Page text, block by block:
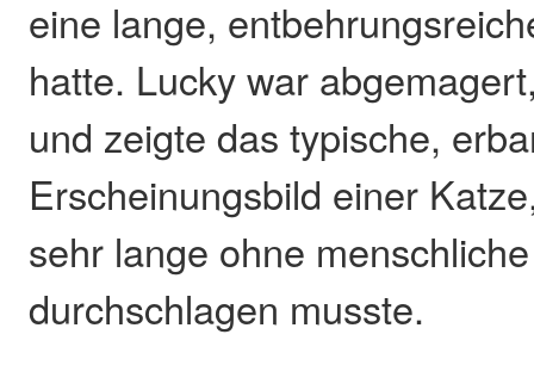
eine lange,
hatte. Lucky war
und zeigte das typische,
Erscheinungsbild einer
sehr lange ohne
durchschlagen musste.